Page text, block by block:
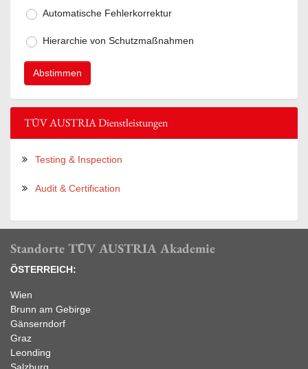
Automatische Fehlerkorrektur
Hierarchie von Schutzmaßnahmen
TÜV AUSTRIA Dienstleistungen
Testing & Inspection
Audit & Certification
Standorte TÜV AUSTRIA Akademie
ÖSTERREICH:
Wien
Brunn am Gebirge
Gänserndorf
Graz
Leonding
Salzburg